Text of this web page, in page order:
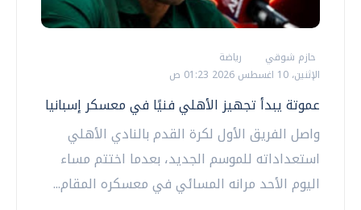
حازم شوقي
رياضة
الإثنين، 10 اغسطس 2026 01:23 ص
عموتة يبدأ تجهيز الأهلي فنيًا في معسكر إسبانيا
واصل الفريق الأول لكرة القدم بالنادي الأهلي
استعداداته للموسم الجديد، بعدما اختتم مساء
اليوم الأحد مرانه المسائي في معسكره المقام...